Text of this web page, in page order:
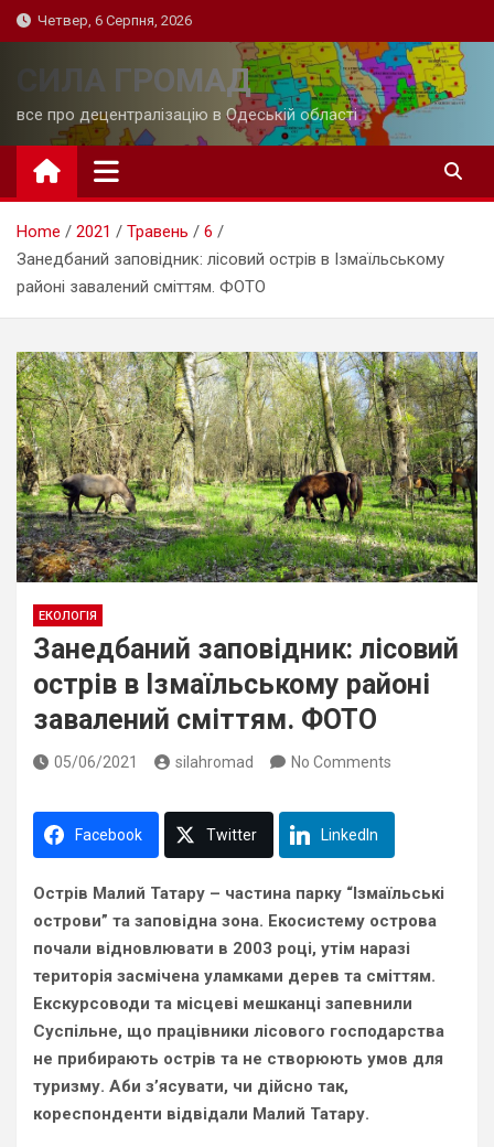
Skip
to
Четвер, 6 Серпня, 2026
СИЛА ГРОМАД
все про децентралізацію в Одеській області
Home 2021 Травень
6
Занедбаний заповідник: лісовий острів в Ізмаїльському
районі завалений сміттям. ФОТО
ЕКОЛОГІЯ
Занедбаний заповідник: лісовий
острів в Ізмаїльському районі
завалений сміттям. ФОТО
05/06/2021 silahromad No Comments
Facebook Twitter LinkedIn
Острів Малий Татару – частина парку “Ізмаїльські
острови” та заповідна зона. Екосистему острова
почали відновлювати в 2003 році, утім наразі
територія засмічена уламками дерев та сміттям.
Екскурсоводи та місцеві мешканці запевнили
Суспільне, що працівники лісового господарства
не прибирають острів та не створюють умов для
туризму. Аби з’ясувати, чи дійсно так,
кореспонденти відвідали Малий Татару.